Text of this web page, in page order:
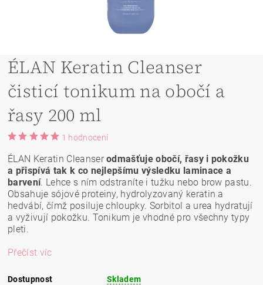
ÉLAN Keratin Cleanser
čisticí tonikum na obočí a
řasy 200 ml
1 hodnocení
ÉLAN Keratin Cleanserodmašťuje obočí, řasy i pokožku
a přispívá tak k co nejlepšímu výsledku laminace a
barvení. Lehce s ním odstraníte i tužku nebo brow pastu.
Obsahuje sójové proteiny, hydrolyzovaný keratin a
hedvábí, čímž posiluje chloupky. Sorbitol a urea hydratují
a vyživují pokožku. Tonikum je vhodné pro všechny typy
pleti.
Přečíst víc
Dostupnost Skladem